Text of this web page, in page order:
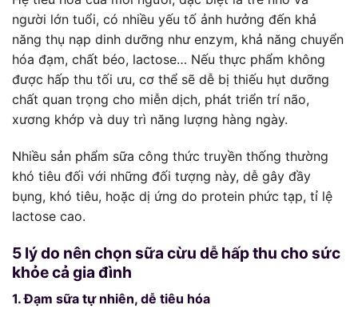
người lớn tuổi, có nhiều yếu tố ảnh hưởng đến khả
năng thụ nạp dinh dưỡng như enzym, khả năng chuyển
hóa đạm, chất béo, lactose… Nếu thực phẩm không
được hấp thu tối ưu, cơ thể sẽ dễ bị thiếu hụt dưỡng
chất quan trọng cho miễn dịch, phát triển trí não,
xương khớp và duy trì năng lượng hàng ngày.
Nhiều sản phẩm sữa công thức truyền thống thường
khó tiêu đối với những đối tượng này, dễ gây đầy
bụng, khó tiêu, hoặc dị ứng do protein phức tạp, tỉ lệ
lactose cao.
5 lý do nên chọn sữa cừu dễ hấp thu cho sức
khỏe cả gia đình
1. Đạm sữa tự nhiên, dễ tiêu hóa